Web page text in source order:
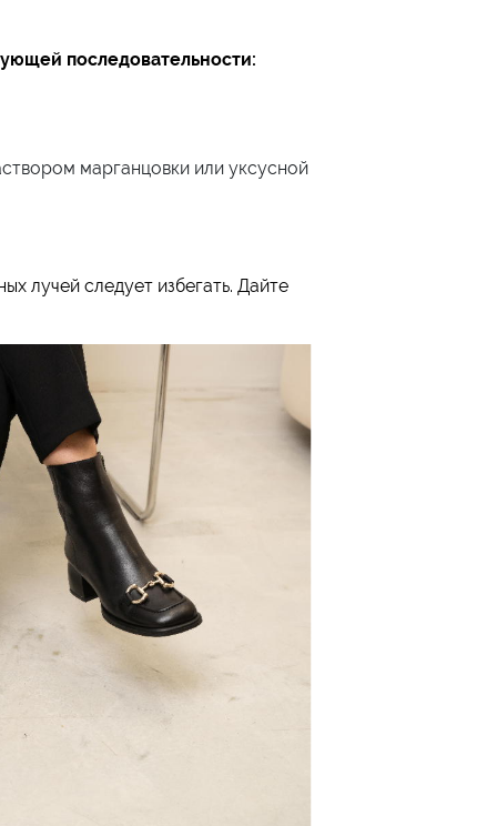
последовательности:
марганцовки или уксусной
лучей следует избегать. Дайте